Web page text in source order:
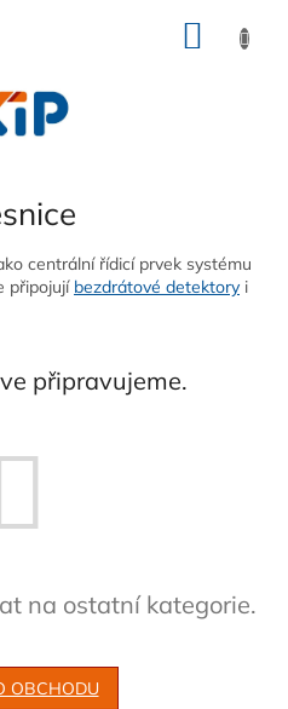
centrální řídicí prvek systému
připojují bezdrátové detektory i
připravujeme.
na ostatní kategorie.
OBCHODU